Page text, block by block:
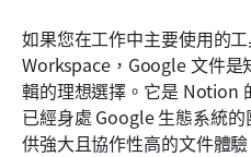
如果您在工作中主要使用的
Workspace，Google 文件是
輯的理想選擇。它是 Notion
已經身處 Google 生態系統
供強大且協作性高的文件體